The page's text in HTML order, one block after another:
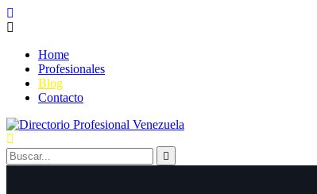
Home
Profesionales
Blog
Contacto